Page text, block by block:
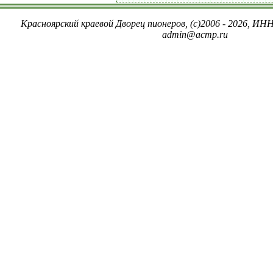
Красноярский краевой Дворец пионеров, (c)2006 - 2026,
admin@acmp.ru